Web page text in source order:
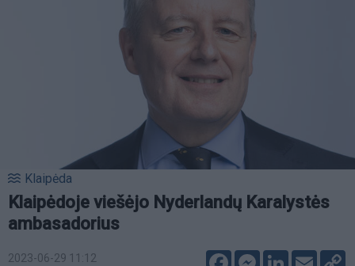
Klaipėda
Klaipėdoje viešėjo Nyderlandų Karalystės
ambasadorius
2023-06-29 11:12 FacebookMessenger
LinkedIn
Email